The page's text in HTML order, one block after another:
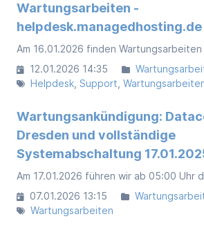
Wartungsarbeiten -
helpdesk.managedhosting.de
12.01.2026 14:35
Helpdesk Support
Wartungsankündigung:
Dresden und vollständige
Systemabschaltung
07.01.2026 13:15
Wartungsarbeiten